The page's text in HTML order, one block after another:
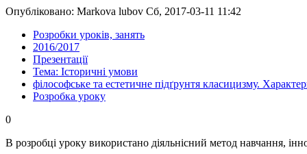
Опубліковано: Markova lubov Сб, 2017-03-11 11:42
Розробки уроків, занять
2016/2017
Презентації
Тема: Історичні умови
філософське та естетичне підґрунтя класицизму.
Розробка уроку
0
В розробці уроку використано діяльнісний метод навчання,